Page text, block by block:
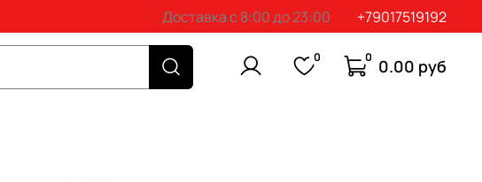
Доставка с 8:00 до 23:00 +79017519192
0 0 0.00 руб